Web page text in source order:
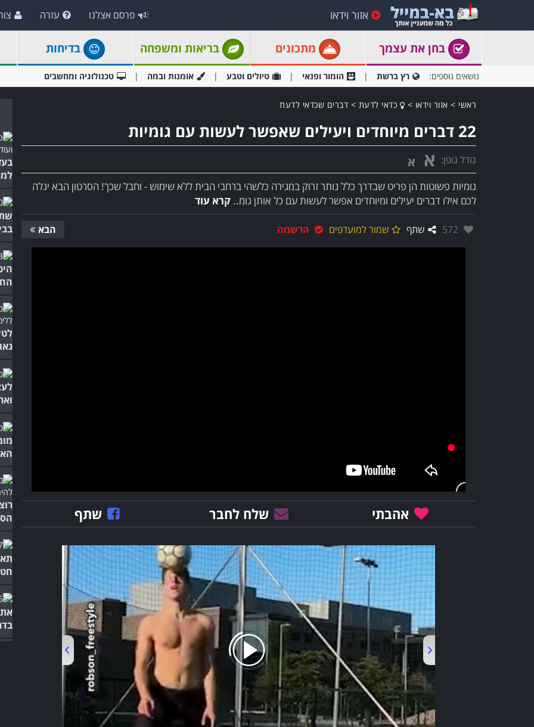
אזור וידאו פרסם אצלנו עזרה
בחן את עצמך מתכונים בריאות ומשפחה בדיחות
נושאים נוספים: רץ ברשת הומור ופנאי טיולים וטבע אומנות ובמה טכנולוגיה ומחשבים
ראשי > אזור וידאו > כדאי לדעת > דברים שכדאי לדעת
22 דברים מיוחדים ויעילים שאפשר לעשות עם גומיות
גודל גופן: א א
גומיות פשוטות הן פריט שבדרך כלל נותר זרוק במגירה כלשהי ברחבי הבית ללא שימוש - וחבל שכך! הסרטון הבא יגלה
לכם אילו דברים יעילים ומיוחדים אפשר לעשות עם כל אותן גומ.. קרא עוד
אהבו:
572 שתף שמור למועדפים הרשמה הבא
אהבתי שלח לחבר שתף